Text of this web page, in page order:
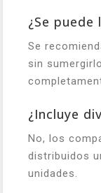
¿Se puede
Se
sin
¿Incluye
No, los
distribuidos
unidades.